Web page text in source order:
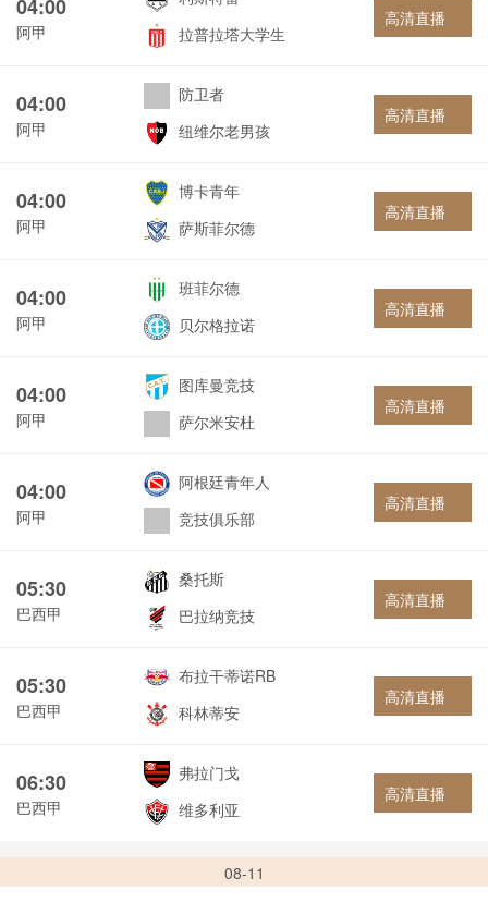
04:00
阿甲
拉普拉塔大学生
高清直播
04:00
阿甲
防卫者
纽维尔老男孩
高清直播
04:00
阿甲
博卡青年
萨斯菲尔德
高清直播
04:00
阿甲
班菲尔德
贝尔格拉诺
高清直播
04:00
阿甲
图库曼竞技
萨尔米安杜
高清直播
04:00
阿甲
阿根廷青年人
竞技俱乐部
高清直播
05:30
巴西甲
桑托斯
巴拉纳竞技
高清直播
05:30
巴西甲
布拉干蒂诺RB
科林蒂安
高清直播
06:30
巴西甲
弗拉门戈
维多利亚
高清直播
08-11